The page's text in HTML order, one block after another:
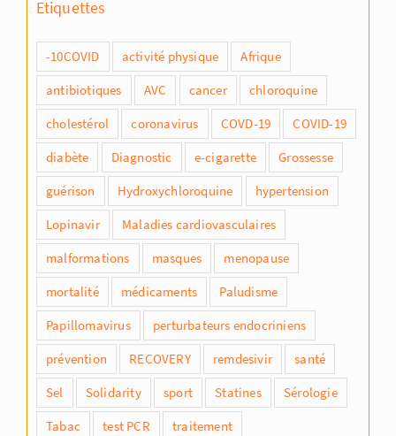
Etiquettes
-10COVID activité physique
Afrique
antibiotiques
AVC cancer
chloroquine
cholestérol
coronavirus COVD-19
COVID-19
diabète
Diagnostic e-cigarette
Grossesse
guérison
Hydroxychloroquine
hypertension
Lopinavir
Maladies cardiovasculaires
malformations
masques
menopause
mortalité
médicaments
Paludisme
Papillomavirus
perturbateurs endocriniens
prévention
RECOVERY remdesivir
santé
Sel
Solidarity sport Statines
Sérologie
Tabac
test PCR
traitement